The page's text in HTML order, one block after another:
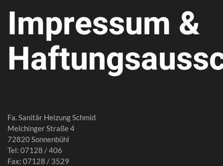
Impressum &
Fa. Sanitär Heizung Schmid
Melchinger Straße 4
72820 Sonnenbühl
Tel: 07128 / 406
Fax: 07128 / 3529